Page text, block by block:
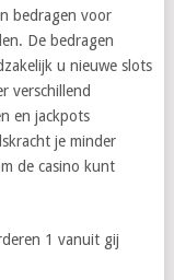
bedragen voor
De bedragen
u nieuwe slots
verschillend
en jackpots
je minder
de casino kunt
1 vanuit gij